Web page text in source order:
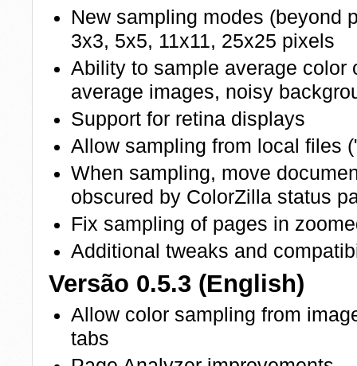
New sampling modes (beyond
3x3, 5x5, 11x11, 25x25 pixels
Ability to sample average color
average images, noisy
Support for retina displays
Allow sampling from local files
When sampling, move
obscured by ColorZilla status
Fix sampling of pages in
Additional tweaks and
Versão 0.5.3 (English)
Allow color sampling from
tabs